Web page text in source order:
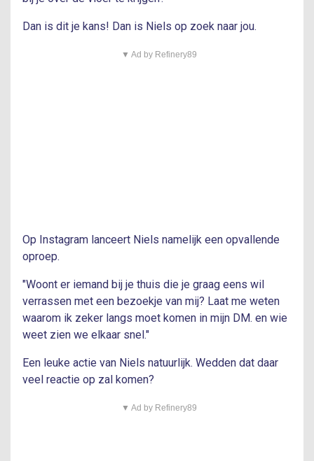
Dan is dit je kans! Dan is Niels op zoek naar jou.
▼ Ad by Refinery89
Op Instagram lanceert Niels namelijk een opvallende
oproep.
"Woont er iemand bij je thuis die je graag eens wil
verrassen met een bezoekje van mij? Laat me weten
waarom ik zeker langs moet komen in mijn DM. en wie
weet zien we elkaar snel."
Een leuke actie van Niels natuurlijk. Wedden dat daar
veel reactie op zal komen?
▼ Ad by Refinery89